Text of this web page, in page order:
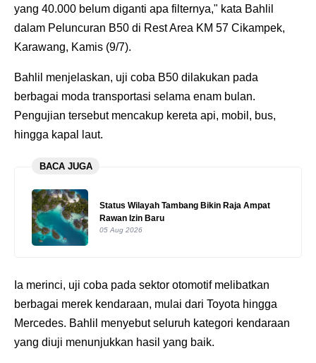
yang 40.000 belum diganti apa filternya," kata Bahlil
dalam Peluncuran B50 di Rest Area KM 57 Cikampek,
Karawang, Kamis (9/7).
Bahlil menjelaskan, uji coba B50 dilakukan pada
berbagai moda transportasi selama enam bulan.
Pengujian tersebut mencakup kereta api, mobil, bus,
hingga kapal laut.
BACA JUGA
Status Wilayah Tambang Bikin Raja Ampat
Rawan Izin Baru
05 Aug 2026
Ia merinci, uji coba pada sektor otomotif melibatkan
berbagai merek kendaraan, mulai dari Toyota hingga
Mercedes. Bahlil menyebut seluruh kategori kendaraan
yang diuji menunjukkan hasil yang baik.